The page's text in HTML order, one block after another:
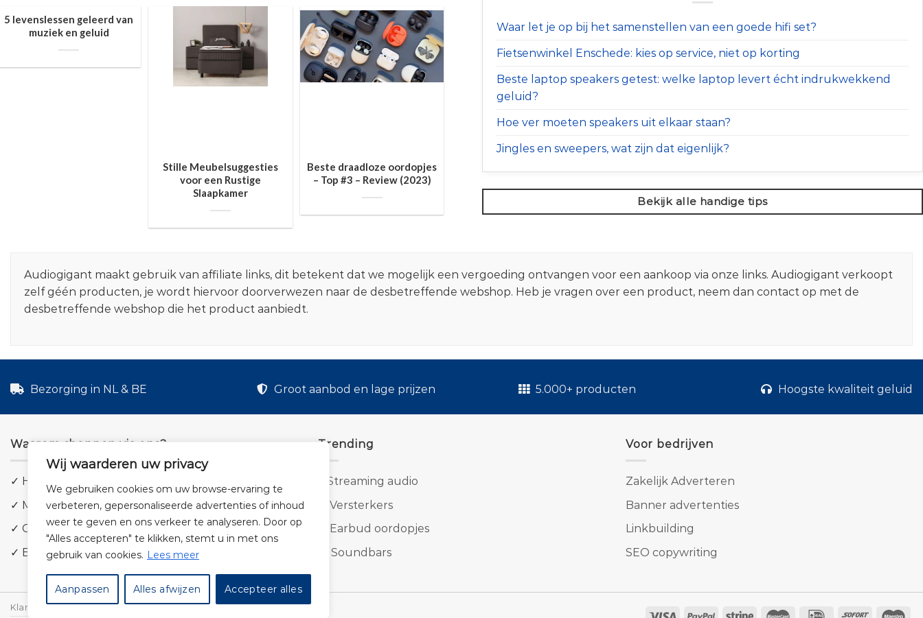
Wij waarderen uw privacy
We gebruiken cookies om uw browse-ervaring te
verbeteren, gepersonaliseerde advertenties of inhoud
weer te geven en ons verkeer te analyseren. Door op
"Alles accepteren" te klikken, stemt u in met ons
gebruik van cookies. Lees meer
Aanpassen Alles afwijzen Accepteer alles
5 levenslessen geleerd van
muziek en geluid
Stille Meubelsuggesties
voor een Rustige
Slaapkamer
Beste draadloze oordopjes
– Top #3 – Review (2023)
Waar let je op bij het samenstellen van een goede hifi set?
Fietsenwinkel Enschede: kies op service, niet op korting
Beste laptop speakers getest: welke laptop levert écht indrukwekkend
geluid?
Hoe ver moeten speakers uit elkaar staan?
Jingles en sweepers, wat zijn dat eigenlijk?
Bekijk alle handige tips
Audiogigant maakt gebruik van affiliate links, dit betekent dat we mogelijk een vergoeding ontvangen voor een aankoop via onze links. Audiogigant verkoopt
zelf géén producten, je wordt hiervoor doorverwezen naar de desbetreffende webshop. Heb je vragen over een product, neem dan contact op met de
desbetreffende webshop die het product aanbiedt.
Bezorging in NL & BE Groot aanbod en lage prijzen 5.000+ producten Hoogste kwaliteit geluid
Waarom shoppen via ons?
✓ Hoge kwaliteit geluid
✓ Meer dan 5.000 producten
✓ Groot aanbod en lage prijzen
✓ Bezorging in NL & BE
Trending
Streaming audio
Versterkers
Earbud oordopjes
Soundbars
Voor bedrijven
Zakelijk Adverteren
Banner advertenties
Linkbuilding
SEO copywriting
Klantenservice Cookies Privacybeleid Disclaimer